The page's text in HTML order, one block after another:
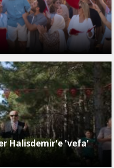
Halisdemir'e 'vefa'